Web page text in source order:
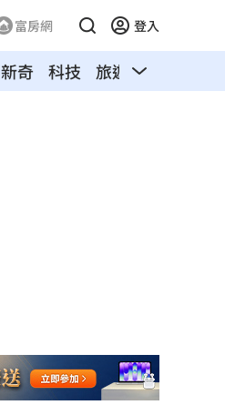
富房網 登入
新奇 科技 旅遊 汽車